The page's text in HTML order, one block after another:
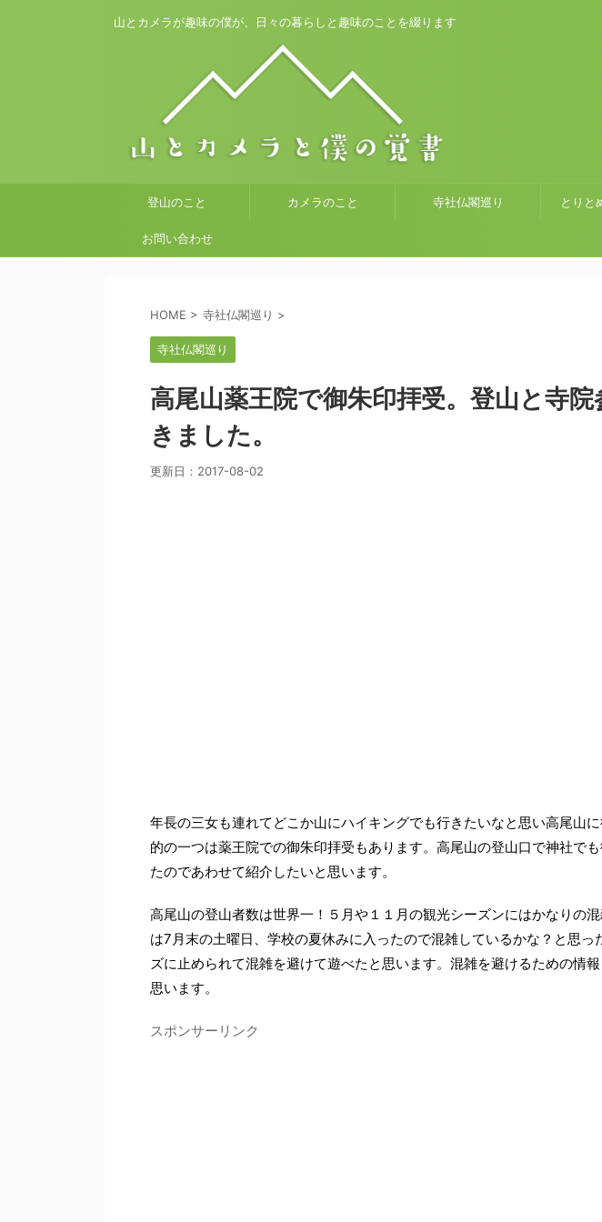
山とカメラが趣味の僕が、日々の暮らしと趣味のことを綴ります
登山のこと カメラのこと 寺社仏閣巡り とりと
お問い合わせ
HOME > 寺社仏閣巡り >
寺社仏閣巡り
高尾山薬王院で御朱印拝受。登山と寺
きました。
更新日： 2017-08-02
年長の三女も連れてどこか山にハイキングでも行きたいなと思い高尾山
的の一つは薬王院での御朱印拝受もあります。高尾山の登山口で神社で
たのであわせて紹介したいと思います。
高尾山の登山者数は世界一！５月や１１月の観光シーズンにはかなりの
は7月末の土曜日、学校の夏休みに入ったので混雑しているかな？と思っ
ズに止められて混雑を避けて遊べたと思います。混雑を避けるための情
思います。
スポンサーリンク